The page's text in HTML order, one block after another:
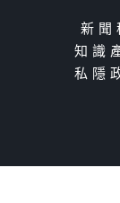
新聞
知識
私隱